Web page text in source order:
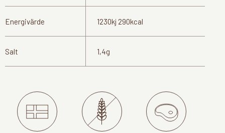
Energivärde 1230kj 290kcal
Salt 1,4g